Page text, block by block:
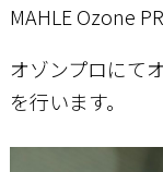
MAHLE Ozone
オゾンプロにて
を行います。